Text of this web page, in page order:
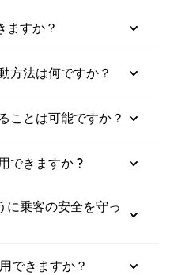
ますか？
方法は何ですか？
ことは可能ですか？
できますか ?
に乗客の安全を守っ
できますか？